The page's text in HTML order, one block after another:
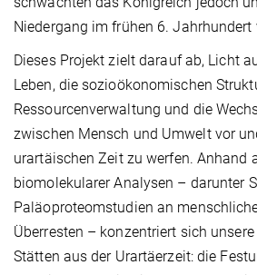
Niedergang im frühen 6. Jahrhundert
Dieses Projekt zielt darauf ab, Licht
Leben, die sozioökonomischen
Ressourcenverwaltung und die
zwischen Mensch und Umwelt vor
urartäischen Zeit zu werfen. Anhand
biomolekularer Analysen – darunter
Paläoproteomstudien an
Überresten – konzentriert sich
Stätten aus der Urartäerzeit: die